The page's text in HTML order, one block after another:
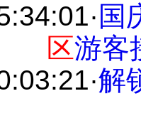
· 国
区游客
·解